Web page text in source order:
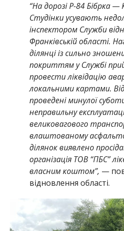
“На дорозі Р-84 Бібрка
Студінки усувають
інспектором Служби
Франківській області.
ділянці із сильно
покриттям у Службі
провести ліквідацію
локальними картами.
проведені минулої
неправильну
великовагового
влаштованому
ділянок виявлено
організація ТОВ “ПБС”
власним коштом”, —
відновлення області.